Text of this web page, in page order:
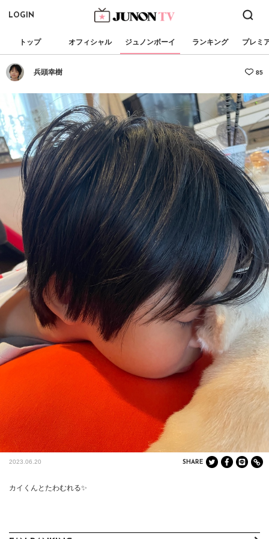
LOGIN
トップ オフィシャル ジュノンボーイ ランキング プレミ
兵頭幸樹 85
2023.06.20 SHARE
カイくんとたわむれる✨